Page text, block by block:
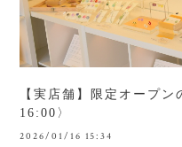
【実店舗】限定オープ
16:00〉
2026/01/16 15:34